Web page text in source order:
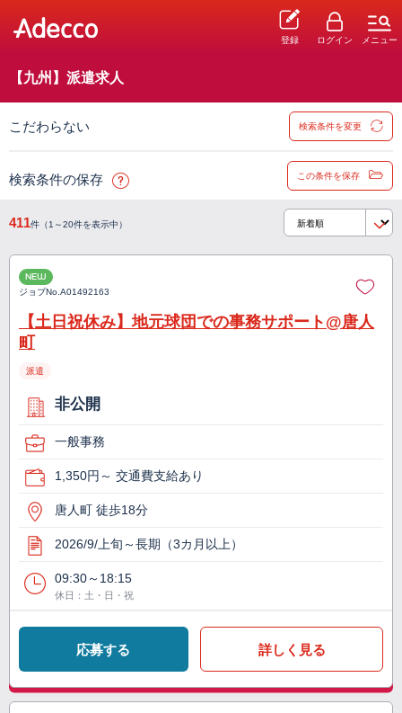
登録 ログイン メニュー
【九州】派遣求人
こだわらない 検索条件を変更
検索条件の保存 この条件を保存
411件（1～20件を表示中）
NEW
ジョブNo.A01492163
【土日祝休み】地元球団での事務サポート@唐人
町
派遣
非公開
一般事務
1,350円～ 交通費支給あり
唐人町 徒歩18分
2026/9/上旬～長期（3カ月以上）
09:30～18:15
休日：土・日・祝
応募する 詳しく見る